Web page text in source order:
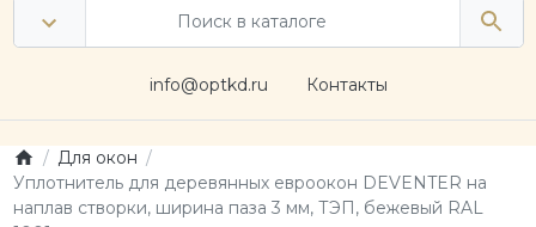
info@optkd.ru Контакты
Для окон
Уплотнитель для деревянных евроокон DEVENTER на
наплав створки, ширина паза 3 мм, ТЭП, бежевый RAL